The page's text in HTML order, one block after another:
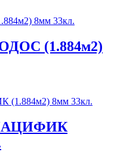
(1.884м2)